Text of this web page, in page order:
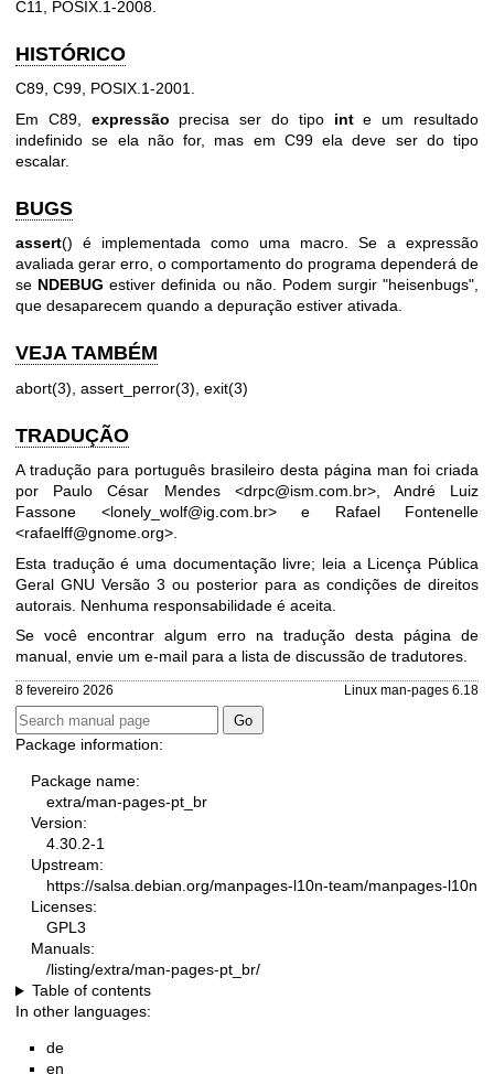
C11, POSIX.1-2008.
HISTÓRICO
C89, C99, POSIX.1-2001.
Em C89, expressão precisa ser do tipo inte um resultado
indefinido se ela não for, mas em C99 ela deve ser do tipo
escalar.
BUGS
assert() é implementada como uma macro. Se a expressão
avaliada gerar erro, o comportamento do programa dependerá de
se NDEBUG estiver definida ou não. Podem surgir "heisenbugs",
que desaparecem quando a depuração estiver ativada.
VEJA TAMBÉM
abort(3) assert_perror(3) exit(3)
TRADUÇÃO
A tradução para português brasileiro desta página man foi criada
por Paulo César Mendes <drpc@ism.com.br>, André Luiz
Fassone <lonely_wolf@ig.com.br> e Rafael Fontenelle
<rafaelff@gnome.org>.
Esta tradução é uma documentação livre; leia a Licença Pública
Geral GNU Versão 3 ou posterior para as condições de direitos
autorais. Nenhuma responsabilidade é aceita.
Se você encontrar algum erro na tradução desta página de
manual, envie um e-mail para a lista de discussão de tradutores
8 fevereiro 2026 Linux man-pages 6.18
Package information:
Package name:
extra/man-pages-pt_br
Version:
4.30.2-1
Upstream:
https://salsa.debian.org/manpages-l10n-team/manpages-l10n
Licenses:
GPL3
Manuals:
/listing/extra/man-pages-pt_br/
Table of contents
In other languages:
de
en